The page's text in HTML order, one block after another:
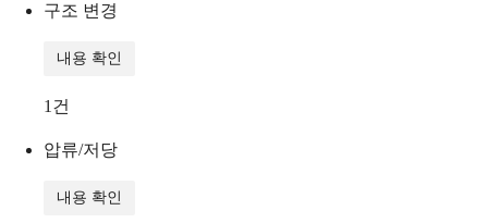
구조 변경
내용 확인
1 건
압류/저당
내용 확인